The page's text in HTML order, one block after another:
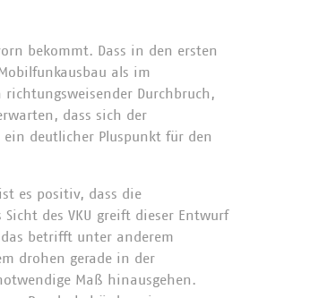
bekommt. Dass in den ersten
als im
Durchbruch,
dass sich der
deutlicher Pluspunkt für den
es positiv, dass die
des VKU greift dieser Entwurf
betrifft unter anderem
drohen gerade in der
Maß hinausgehen.